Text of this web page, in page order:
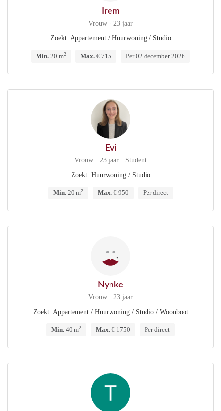
Irem
Vrouw · 23 jaar
Zoekt: Appartement / Huurwoning / Studio
Min. 20 m2 Max. € 715 Per 02 december 2026
Evi
Vrouw · 23 jaar · Student
Zoekt: Huurwoning / Studio
Min.20 m2 Max.€ 950 Per direct
Nynke
Vrouw · 23 jaar
Zoekt: Appartement / Huurwoning / Studio / Woonboot
Min. 40 m2 Max. € 1750 Per direct